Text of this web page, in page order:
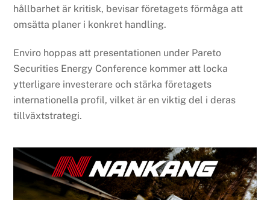
hållbarhet är kritisk, bevisar företagets förmåga att
omsätta planer i konkret handling.
Enviro hoppas att presentationen under Pareto
Securities Energy Conference kommer att locka
ytterligare investerare och stärka företagets
internationella profil, vilket är en viktig del i deras
tillväxtstrategi.